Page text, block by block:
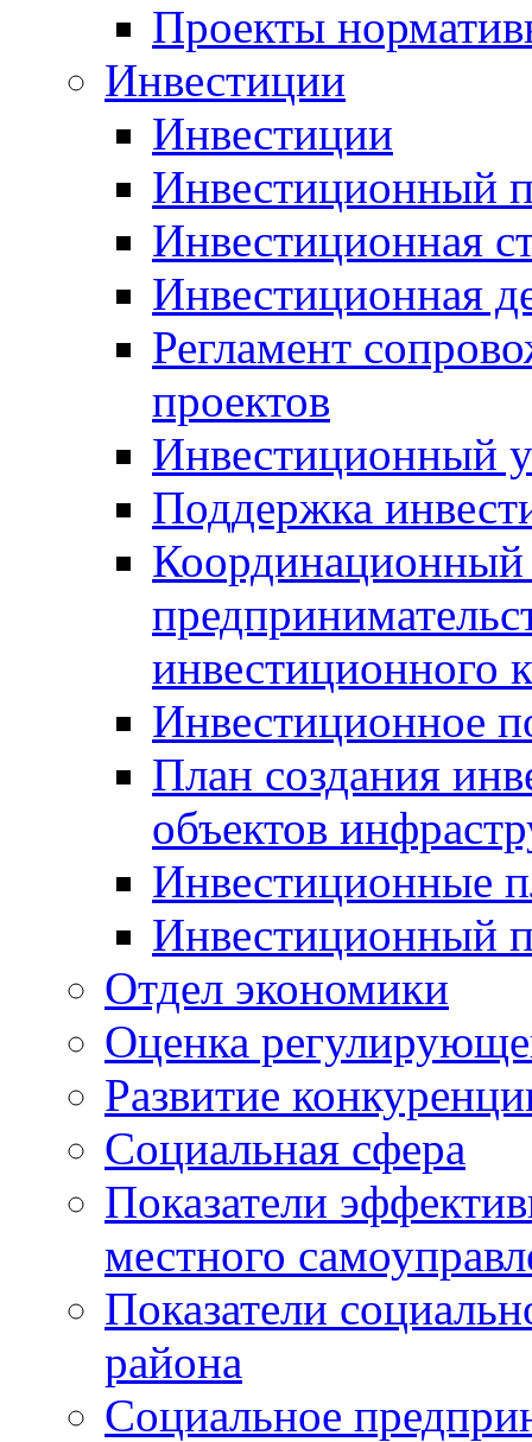
Проекты
Инвестиции
Инвестиции
Инвестиционный
Инвестиционная
Инвестиционная
Регламент
проектов
Инвестиционный
Поддержка
Координационный
инвестиционного
Инвестиционное
План создания
объектов
Инвестиционные
Инвестиционный
Отдел экономики
Оценка
Развитие
Социальная сфера
Показатели
местного
Показатели
района
Социальное